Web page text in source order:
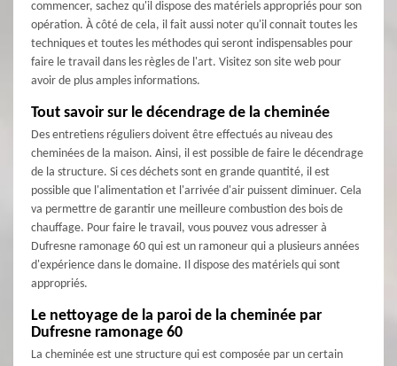
commencer, sachez qu'il dispose des matériels appropriés pour son
opération. À côté de cela, il fait aussi noter qu'il connait toutes les
techniques et toutes les méthodes qui seront indispensables pour
faire le travail dans les règles de l'art. Visitez son site web pour
avoir de plus amples informations.
Tout savoir sur le décendrage de la cheminée
Des entretiens réguliers doivent être effectués au niveau des
cheminées de la maison. Ainsi, il est possible de faire le décendrage
de la structure. Si ces déchets sont en grande quantité, il est
possible que l'alimentation et l'arrivée d'air puissent diminuer. Cela
va permettre de garantir une meilleure combustion des bois de
chauffage. Pour faire le travail, vous pouvez vous adresser à
Dufresne ramonage 60 qui est un ramoneur qui a plusieurs années
d'expérience dans le domaine. Il dispose des matériels qui sont
appropriés.
Le nettoyage de la paroi de la cheminée par
Dufresne ramonage 60
La cheminée est une structure qui est composée par un certain